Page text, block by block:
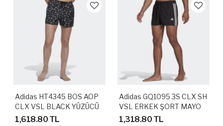
Adidas HT4345 BOS AOP
CLX VSL BLACK YÜZÜCÜ
MAYOSU
1,618.80 TL
Adidas GQ1095 3S CLX SH
VSL ERKEK ŞORT MAYO
1,318.80 TL